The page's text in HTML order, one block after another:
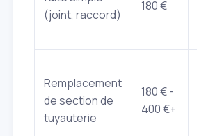
(joint, raccord)
180 €
Remplacement
de section de
tuyauterie
180 € -
400 €+